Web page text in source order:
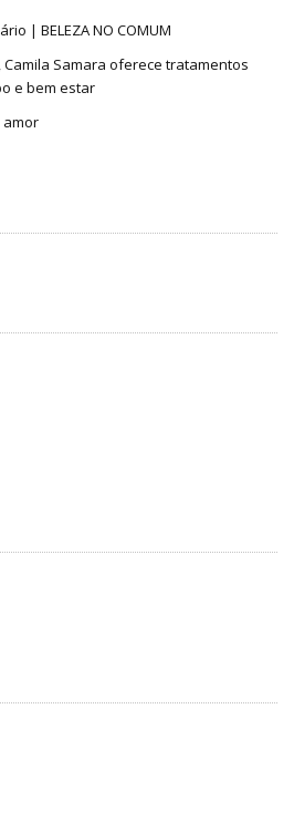
| BELEZA NO COMUM
Camila Samara oferece tratamentos
e bem estar
amor